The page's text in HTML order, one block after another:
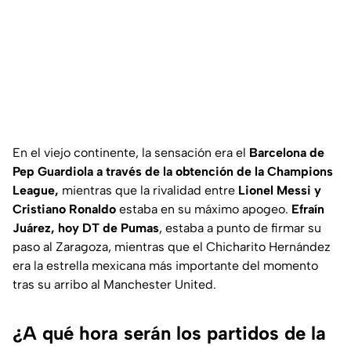
En el viejo continente, la sensación era el Barcelona de
Pep Guardiola a través de la obtención de la Champions
League, mientras que la rivalidad entre Lionel Messi y
Cristiano Ronaldo estaba en su máximo apogeo. Efraín
Juárez, hoy DT de Pumas, estaba a punto de firmar su
paso al Zaragoza, mientras que el Chicharito Hernández
era la estrella mexicana más importante del momento
tras su arribo al Manchester United.
¿A qué hora serán los partidos de la